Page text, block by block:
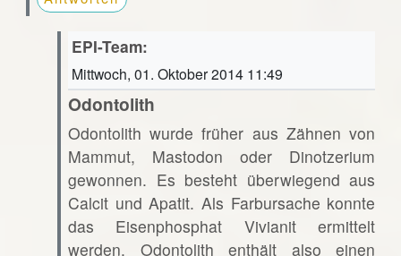
EPI-Team:
Mittwoch, 01. Oktober 2014 11:49
Odontolith
Odontolith wurde früher aus Zähnen von
Mammut, Mastodon oder Dinotzerium
gewonnen. Es besteht überwiegend aus
Calcit und Apatit. Als Farbursache konnte
das Eisenphosphat Vivianit ermittelt
werden. Odontolith enthält also einen